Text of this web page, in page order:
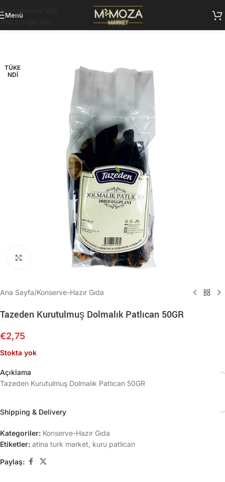
Navigasyona atla
Ana içeriğe atla
Menü
TÜKE
NDI
Büyütmek için tıklayın
Ana Sayfa/Konserve-Hazır Gıda
Tazeden Kurutulmuş Dolmalık Patlıcan 50GR
€2,75
Stokta yok
Açıklama
Tazeden Kurutulmuş Dolmalık Patlıcan 50GR
Shipping & Delivery
Kategoriler: Konserve-Hazır Gıda
Etiketler: atina turk market kuru patlıcan
Paylaş: